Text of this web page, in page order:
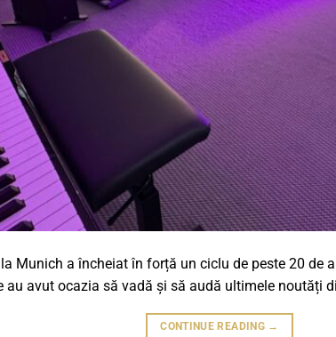
Munich a încheiat în forță un ciclu de peste 20 de
avut ocazia să vadă și să audă ultimele noutăți
CONTINUE READING →